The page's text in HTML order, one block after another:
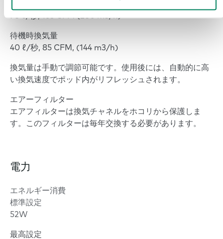
78 ℓ/秒, 165 CFM (280 m3/h)
待機時換気量
40 ℓ/秒, 85 CFM, (144 m3/h)
換気量は手動で調節可能です。使用後には、自動的に高
い換気速度でポッド内がリフレッシュされます。
エアーフィルター
エアフィルターは換気チャネルをホコリから保護しま
す。このフィルターは毎年交換する必要があります。
電力
エネルギー消費
標準設定
52W
最高設定